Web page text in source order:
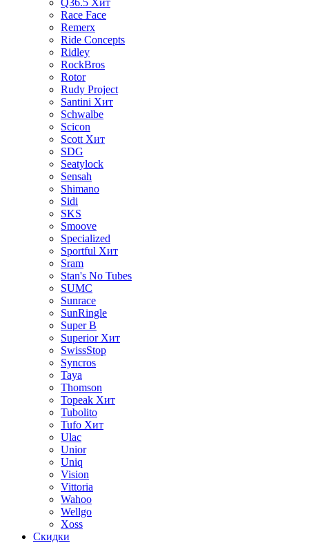
Q36.5 Хит
Race Face
Remerx
Ride Concepts
Ridley
RockBros
Rotor
Rudy Project
Santini Хит
Schwalbe
Scicon
Scott Хит
SDG
Seatylock
Sensah
Shimano
Sidi
SKS
Smoove
Specialized
Sportful Хит
Sram
Stan's No Tubes
SUMC
Sunrace
SunRingle
Super B
Superior Хит
SwissStop
Syncros
Taya
Thomson
Topeak Хит
Tubolito
Tufo Хит
Ulac
Unior
Uniq
Vision
Vittoria
Wahoo
Wellgo
Xoss
Скидки